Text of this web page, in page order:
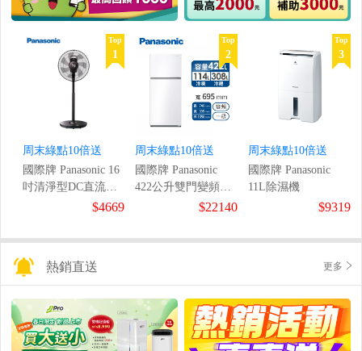
Top
1
周末綠點10倍送
國際牌 Panasonic 16
吋清淨型DC直流風
$4669
Top
2
周末綠點10倍送
國際牌 Panasonic
422公升雙門變頻冰
$22140
Top
3
周末綠點10倍送
國際牌 Panasonic
11L除濕機
$9319
熱銷直送 更多